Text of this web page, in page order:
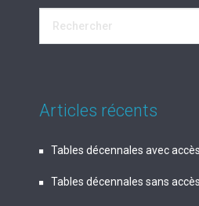
Articles récents
Tables décennales avec
Tables décennales sans